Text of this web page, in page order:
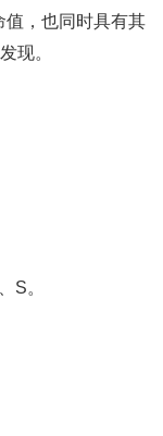
值，也同时具有其
现。
S。